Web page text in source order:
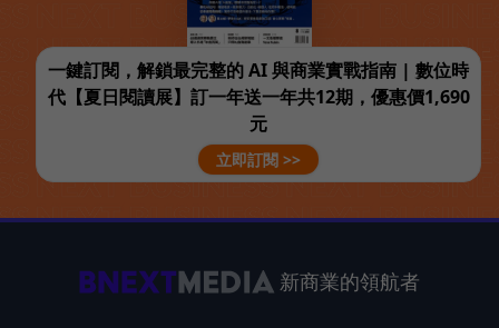
一鍵訂閱，解鎖最完整的 AI 與商業實戰指南 | 數位時
代【夏日閱讀展】訂一年送一年共12期，優惠價1,690
元
立即訂閱 >>
新商業的領航者